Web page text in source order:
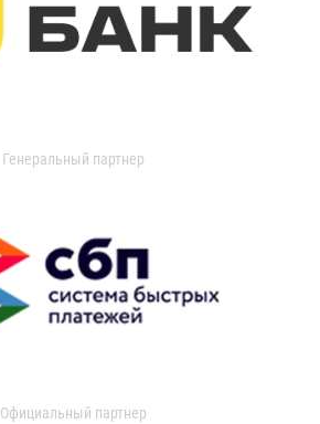
Генеральный партнер
Официальный партнер